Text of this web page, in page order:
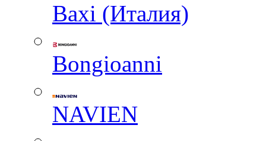
Baxi (Италия)
Вongioanni
NAVIEN